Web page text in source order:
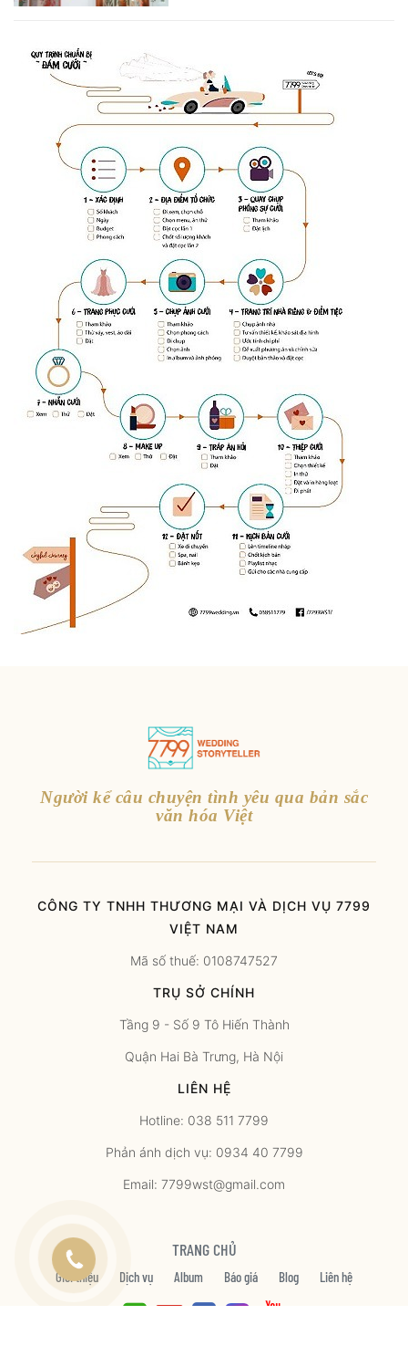
Người kể câu chuyện tình yêu qua bản sắc
văn hóa Việt
CÔNG TY TNHH THƯƠNG MẠI VÀ DỊCH VỤ 7799
VIỆT NAM
Mã số thuế: 0108747527
TRỤ SỞ CHÍNH
Tầng 9 - Số 9 Tô Hiến Thành
Quận Hai Bà Trưng, Hà Nội
LIÊN HỆ
Hotline: 038 511 7799
Phản ánh dịch vụ: 0934 40 7799
Email: 7799wst@gmail.com
TRANG CHỦ
Giới thiệu Dịch vụ Album Báo giá Blog Liên hệ